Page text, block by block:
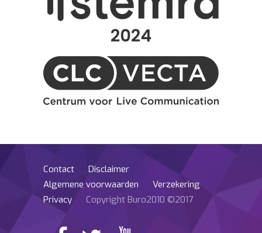
Contact
Disclaimer
Algemene voorwaarden
Verzekering
Privacy
Copyright Buro2010 ©2017